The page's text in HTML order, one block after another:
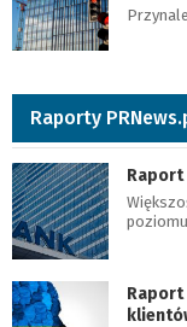
Raporty
Raport
Raport